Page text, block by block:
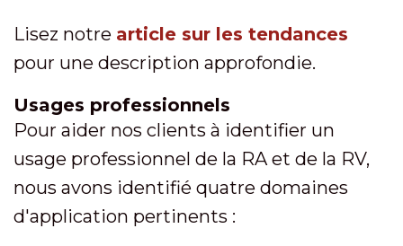
Lisez notre article sur les tendances
pour une description approfondie.
Usages professionnels
Pour aider nos clients à identifier un
usage professionnel de la RA et de la RV,
nous avons identifié quatre domaines
d'application pertinents :